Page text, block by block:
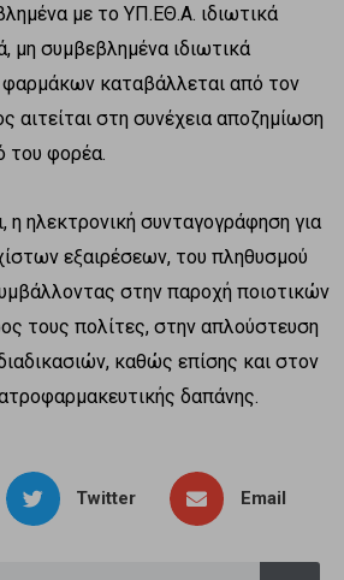
με το ΥΠ.ΕΘ.Α. ιδιωτικά
μη συμβεβλημένα ιδιωτικά
καταβάλλεται από τον
αιτείται στη συνέχεια αποζημίωση
του φορέα.
η ηλεκτρονική συνταγογράφηση για
εξαιρέσεων, του πληθυσμού
στην παροχή ποιοτικών
τους πολίτες, στην απλούστευση
καθώς επίσης και στον
δαπάνης.
Twitter Email